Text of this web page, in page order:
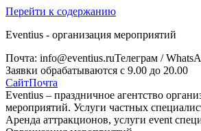
Перейти к содержанию
Eventius - организация мероприятий
Почта: info@eventius.ruТелеграм /
Заявки обрабатываются с 9.00 до 20.00
СайтПочта
Eventius – праздничное агентство
мероприятий. Услуги частных
Аренда аттракционов, услуги event